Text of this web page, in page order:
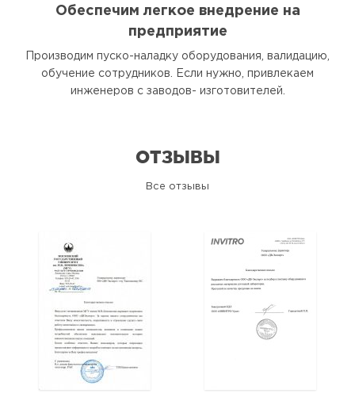
Обеспечим легкое внедрение на
предприятие
Производим пуско-наладку оборудования, валидацию,
обучение сотрудников. Если нужно, привлекаем
инженеров с заводов- изготовителей.
ОТЗЫВЫ
Все отзывы